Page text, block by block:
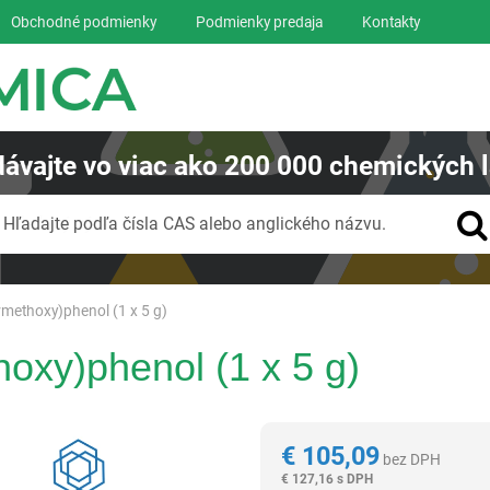
(1 x 5 g)
(1 x 5 g)
€105,09 bez DPH
€ 127,16 s DPH
Obchodné podmienky Podmienky predaja Kontakty
vo viac ako200 000 chemických
Hľadajte podľa čísla CAS alebo anglického názvu.